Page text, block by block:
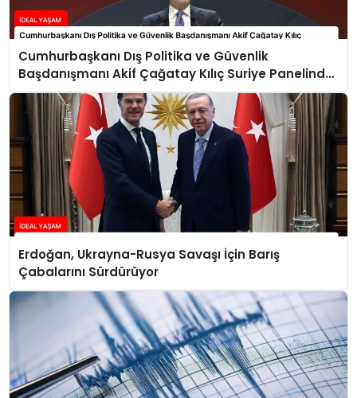
Cumhurbaşkanı Dış Politika ve Güvenlik
Başdanışmanı Akif Çağatay Kılıç Suriye Panelinde
Konuştu
Erdoğan, Ukrayna-Rusya Savaşı İçin Barış
Çabalarını Sürdürüyor